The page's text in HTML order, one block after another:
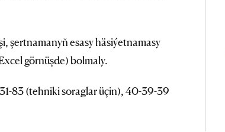
şertnamanyň esasy häsiýetnamasy
görnüşde) bolmaly.
83 (tehniki soraglar üçin), 40-39-39